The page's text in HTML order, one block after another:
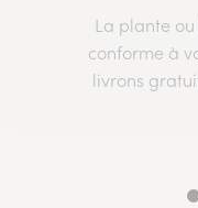
La plante
conforme à
livrons